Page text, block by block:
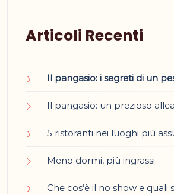
Articoli Recenti
Il pangasio: i segreti di un
Il pangasio: un prezioso
5 ristoranti nei luoghi più
Meno dormi, più ingrassi
Che cos’è il no show e quali